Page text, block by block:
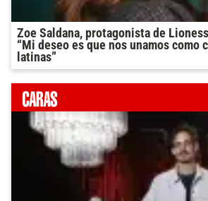
Zoe Saldana, protagonista de
“Mi deseo es que nos unamos como
latinas”